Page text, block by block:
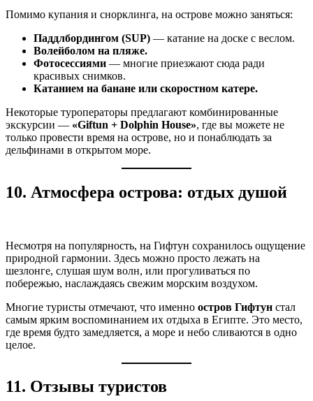
Помимо купания и снорклинга, на острове можно заняться:
Паддлбордингом (SUP) — катание на доске с веслом.
Волейболом на пляже.
Фотосессиями — многие приезжают сюда ради
красивых снимков.
Катанием на банане или скоростном катере.
Некоторые туроператоры предлагают комбинированные
экскурсии — «Giftun + Dolphin House», где вы можете не
только провести время на острове, но и понаблюдать за
дельфинами в открытом море.
10. Атмосфера острова: отдых душой
Несмотря на популярность, на Гифтун сохранилось ощущение
природной гармонии. Здесь можно просто лежать на
шезлонге, слушая шум волн, или прогуливаться по
побережью, наслаждаясь свежим морским воздухом.
Многие туристы отмечают, что именно остров Гифтун стал
самым ярким воспоминанием их отдыха в Египте. Это место,
где время будто замедляется, а море и небо сливаются в одно
целое.
11. Отзывы туристов